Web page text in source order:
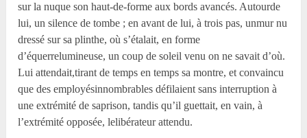
sur la nuque son haut-de-forme aux bords avancés. Autourde
lui, un silence de tombe ; en avant de lui, à trois pas, unmur nu
dressé sur sa plinthe, où s’étalait, en forme
d’équerrelumineuse, un coup de soleil venu on ne savait d’où.
Lui attendait,tirant de temps en temps sa montre, et convaincu
que des employésinnombrables défilaient sans interruption à
une extrémité de saprison, tandis qu’il guettait, en vain, à
l’extrémité opposée, lelibérateur attendu.